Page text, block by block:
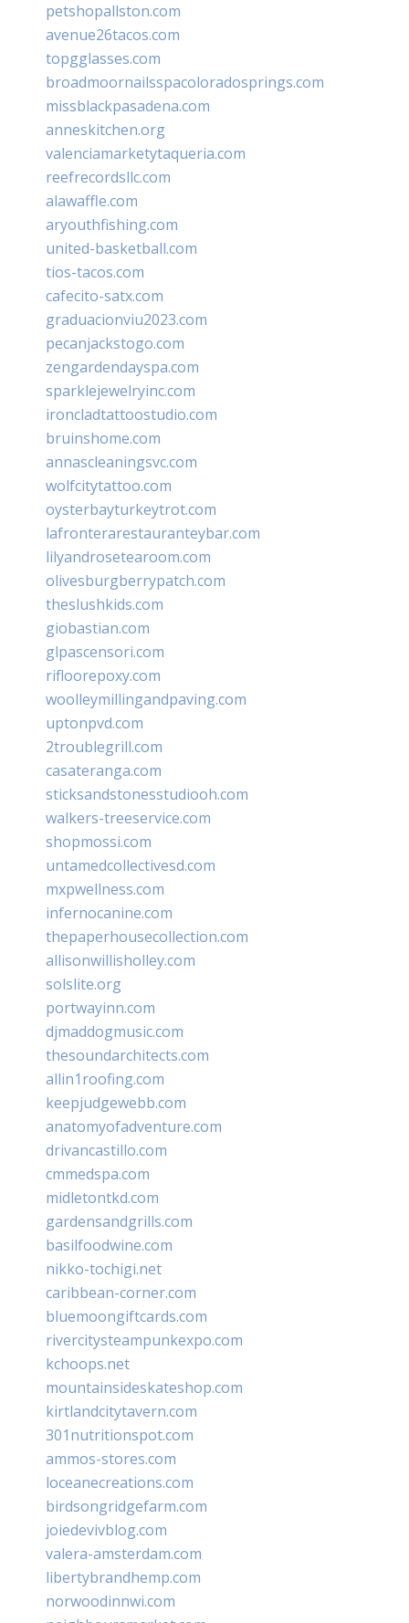
petshopallston.com
avenue26tacos.com
topgglasses.com
broadmoornailsspacoloradosprings.com
missblackpasadena.com
anneskitchen.org
valenciamarketytaqueria.com
reefrecordsllc.com
alawaffle.com
aryouthfishing.com
united-basketball.com
tios-tacos.com
cafecito-satx.com
graduacionviu2023.com
pecanjackstogo.com
zengardendayspa.com
sparklejewelryinc.com
ironcladtattoostudio.com
bruinshome.com
annascleaningsvc.com
wolfcitytattoo.com
oysterbayturkeytrot.com
lafronterarestauranteybar.com
lilyandrosetearoom.com
olivesburgberrypatch.com
theslushkids.com
giobastian.com
glpascensori.com
rifloorepoxy.com
woolleymillingandpaving.com
uptonpvd.com
2troublegrill.com
casateranga.com
sticksandstonesstudiooh.com
walkers-treeservice.com
shopmossi.com
untamedcollectivesd.com
mxpwellness.com
infernocanine.com
thepaperhousecollection.com
allisonwillisholley.com
solslite.org
portwayinn.com
djmaddogmusic.com
thesoundarchitects.com
allin1roofing.com
keepjudgewebb.com
anatomyofadventure.com
drivancastillo.com
cmmedspa.com
midletontkd.com
gardensandgrills.com
basilfoodwine.com
nikko-tochigi.net
caribbean-corner.com
bluemoongiftcards.com
rivercitysteampunkexpo.com
kchoops.net
mountainsideskateshop.com
kirtlandcitytavern.com
301nutritionspot.com
ammos-stores.com
loceanecreations.com
birdsongridgefarm.com
joiedevivblog.com
valera-amsterdam.com
libertybrandhemp.com
norwoodinnwi.com